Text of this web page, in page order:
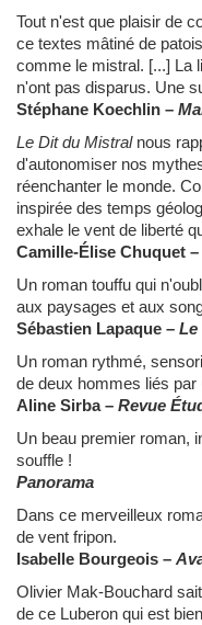
Tout n'est que plaisir de
ce textes mâtiné de
comme le mistral. [...] La
n'ont pas disparus. Une
Stéphane Koechlin –
Le Dit du Mistralnous
d'autonomiser nos
réenchanter le monde.
inspirée des temps
exhale le vent de liberté
Camille-Élise Chuquet –
Un roman touffu qui
aux paysages et aux
Sébastien Lapaque – Le
Un roman rythmé,
de deux hommes liés
Aline Sirba – Revue
Un beau premier roman,
souffle !
Panorama
Dans ce merveilleux
de vent fripon.
Isabelle Bourgeois –
Olivier Mak-Bouchard
de ce Luberon qui est